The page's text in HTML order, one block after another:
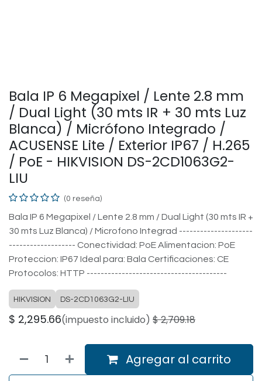
Bala IP 6 Megapixel / Lente 2.8 mm
/ Dual Light (30 mts IR + 30 mts Luz
Blanca) / Micrófono Integrado /
ACUSENSE Lite / Exterior IP67 / H.265
/ PoE - HIKVISION DS-2CD1063G2-
LIU
(0 reseña)
Bala IP 6 Megapixel / Lente 2.8 mm / Dual Light (30 mts IR +
30 mts Luz Blanca) / Microfono Integrad ---------------------
------------------- Conectividad: PoE Alimentacion: PoE
Proteccion: IP67 Ideal para: Bala Certificaciones: CE
Protocolos: HTTP ----------------------------------------
HIKVISION DS-2CD1063G2-LIU
$ 2,295.66(impuesto incluido) $2,709.18
Agregar al carrito